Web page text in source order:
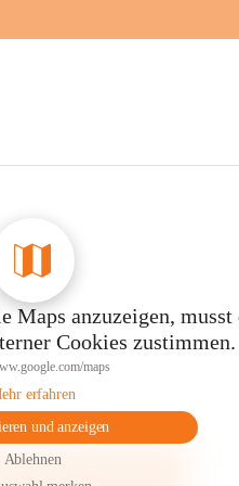
Maps anzuzeigen, musst
Cookies zustimmen.
maps
erfahren
und anzeigen
Ablehnen